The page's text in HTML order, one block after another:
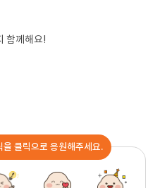
함께해요!
클릭으로 응원해주세요.